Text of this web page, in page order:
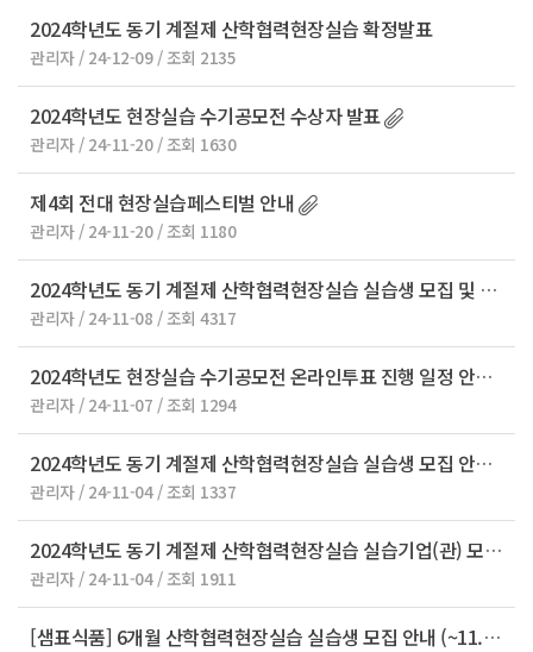
2024학년도 동기 계절제 산학협력현장실습 확정발표
관리자 / 24-12-09 / 조회 2135
2024학년도 현장실습 수기공모전 수상자 발표
관리자 / 24-11-20 / 조회 1630
제4회 전대 현장실습페스티벌 안내
관리자 / 24-11-20 / 조회 1180
2024학년도 동기 계절제 산학협력현장실습 실습생 모집 및 모집설명회 안내
관리자 / 24-11-08 / 조회 4317
2024학년도 현장실습 수기공모전 온라인투표 진행 일정 안내
관리자 / 24-11-07 / 조회 1294
2024학년도 동기 계절제 산학협력현장실습 실습생 모집 안내
관리자 / 24-11-04 / 조회 1337
2024학년도 동기 계절제 산학협력현장실습 실습기업(관) 모집 안내
관리자 / 24-11-04 / 조회 1911
[샘표식품] 6개월 산학협력현장실습 실습생 모집 안내 (~11.3 신청마감)